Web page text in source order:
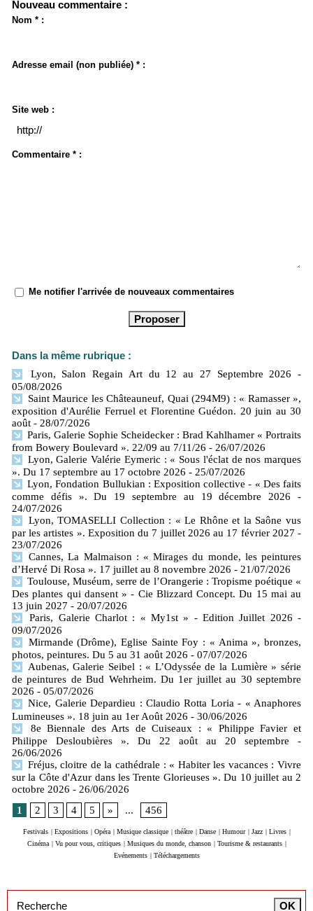
Nouveau commentaire :
Nom * :
Adresse email (non publiée) * :
Site web :
Commentaire * :
Me notifier l'arrivée de nouveaux commentaires
Dans la même rubrique :
Lyon, Salon Regain Art du 12 au 27 Septembre 2026
-
05/08/2026
Saint Maurice les Châteauneuf, Quai (294M9) : « Ramasser »,
exposition d'Aurélie Ferruel et Florentine Guédon. 20 juin au 30
août - 28/07/2026
Paris, Galerie Sophie Scheidecker : Brad Kahlhamer « Portraits
from Bowery Boulevard ». 22/09 au 7/11/26 - 26/07/2026
Lyon, Galerie Valérie Eymeric : « Sous l'éclat de nos marques
». Du 17 septembre au 17 octobre 2026 - 25/07/2026
Lyon, Fondation Bullukian : Exposition collective - « Des faits
comme défis ». Du 19 septembre au 19 décembre 2026
-
24/07/2026
Lyon, TOMASELLI Collection : « Le Rhône et la Saône vus
par les artistes ». Exposition du 7 juillet 2026 au 17 février 2027 -
23/07/2026
Cannes, La Malmaison : « Mirages du monde, les peintures
d’Hervé Di Rosa ». 17 juillet au 8 novembre 2026 - 21/07/2026
Toulouse, Muséum, serre de l’Orangerie : Tropisme poétique «
Des plantes qui dansent » - Cie Blizzard Concept. Du 15 mai au
13 juin 2027 - 20/07/2026
Paris, Galerie Charlot : « My1st » - Edition Juillet 2026 -
09/07/2026
Mirmande (Drôme), Eglise Sainte Foy : « Anima », bronzes,
photos, peintures. Du 5 au 31 août 2026 - 07/07/2026
Aubenas, Galerie Seibel : « L’Odyssée de la Lumière » série
de peintures de Bud Wehrheim. Du 1er juillet au 30 septembre
2026 - 05/07/2026
Nice, Galerie Depardieu : Claudio Rotta Loria - « Anaphores
Lumineuses ». 18 juin au 1er Août 2026 - 30/06/2026
8e Biennale des Arts de Cuiseaux : « Philippe Favier et
Philippe Desloubières ». Du 22 août au 20 septembre
-
26/06/2026
Fréjus, cloitre de la cathédrale : « Habiter les vacances : Vivre
sur la Côte d'Azur dans les Trente Glorieuses ». Du 10 juillet au 2
octobre 2026 - 26/06/2026
1
2 3 4 5 » ... 456
Festivals | Expositions | Opéra | Musique classique | théâtre | Danse | Humour | Jazz | Livres |
Cinéma | Vu pour vous, critiques | Musiques du monde, chanson | Tourisme & restaurants |
Evénements | Téléchargements